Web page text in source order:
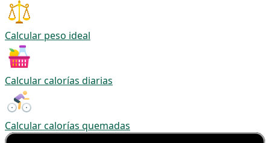
Calcular peso ideal
Calcular calorías diarias
Calcular calorías quemadas